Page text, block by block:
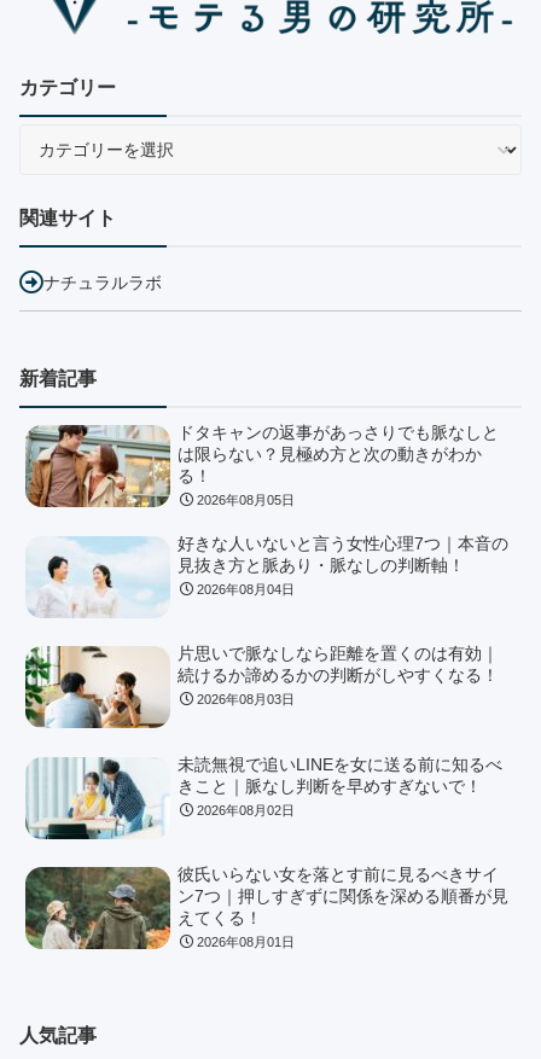
カテゴリー
関連サイト
ナチュラルラボ
新着記事
ドタキャンの返事があっさりでも脈なしと
は限らない？見極め方と次の動きがわか
る！
2026年08月05日
好きな人いないと言う女性心理7つ｜本音の
見抜き方と脈あり・脈なしの判断軸！
2026年08月04日
片思いで脈なしなら距離を置くのは有効｜
続けるか諦めるかの判断がしやすくなる！
2026年08月03日
未読無視で追いLINEを女に送る前に知るべ
きこと｜脈なし判断を早めすぎないで！
2026年08月02日
彼氏いらない女を落とす前に見るべきサイ
ン7つ｜押しすぎずに関係を深める順番が見
えてくる！
2026年08月01日
人気記事